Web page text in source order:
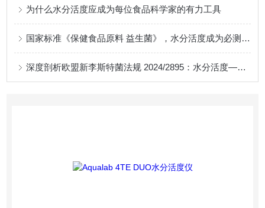
为什么水分活度应成为每位食品科学家的有力工具
国家标准《保健食品原料 益生菌》，水分活度成为必测指标
深度剖析欧盟新李斯特菌法规 2024/2895：水分活度——关键合规要素